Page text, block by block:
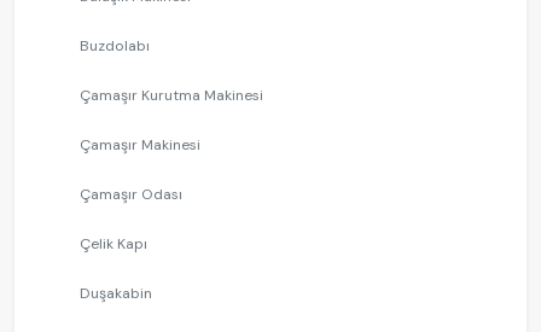
Buzdolabı
Çamaşır Kurutma Makinesi
Çamaşır Makinesi
Çamaşır Odası
Çelik Kapı
Duşakabin